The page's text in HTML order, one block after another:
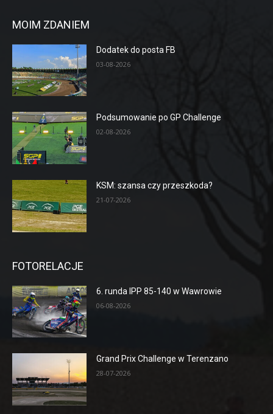
MOIM ZDANIEM
Dodatek do posta FB
03-08-2026
Podsumowanie po GP Challenge
02-08-2026
KSM: szansa czy przeszkoda?
21-07-2026
FOTORELACJE
6. runda IPP 85-140 w Wawrowie
06-08-2026
Grand Prix Challenge w Terenzano
28-07-2026